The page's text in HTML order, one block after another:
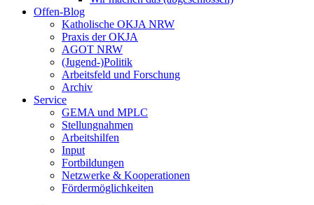
Offen-Blog
Katholische OKJA NRW
Praxis der OKJA
AGOT NRW
(Jugend-)Politik
Arbeitsfeld und Forschung
Archiv
Service
GEMA und MPLC
Stellungnahmen
Arbeitshilfen
Input
Fortbildungen
Netzwerke & Kooperationen
Fördermöglichkeiten